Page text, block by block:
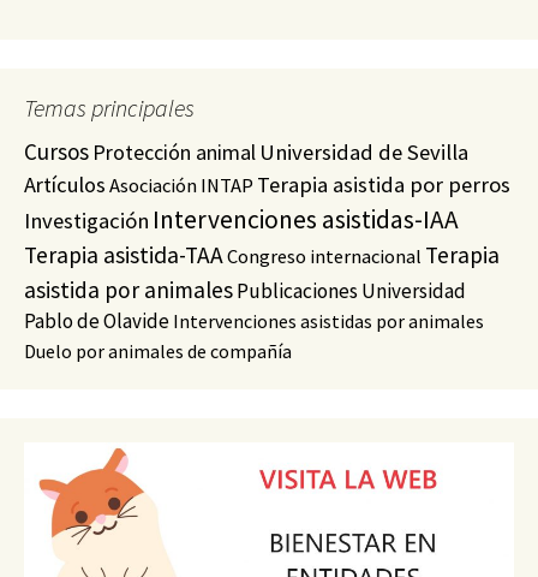
Temas principales
Cursos Protección animal Universidad de Sevilla
ArtículosAsociación INTAP Terapia asistida por perros
Investigación Intervenciones asistidas-IAA
Terapia asistida-TAACongreso internacional Terapia
asistida por animalesPublicacionesUniversidad
Pablo de Olavide Intervenciones asistidas por animales
Duelo por animales de compañía